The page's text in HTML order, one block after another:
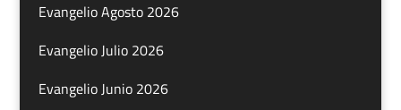
Evangelio Agosto 2026
Evangelio Julio 2026
Evangelio Junio 2026